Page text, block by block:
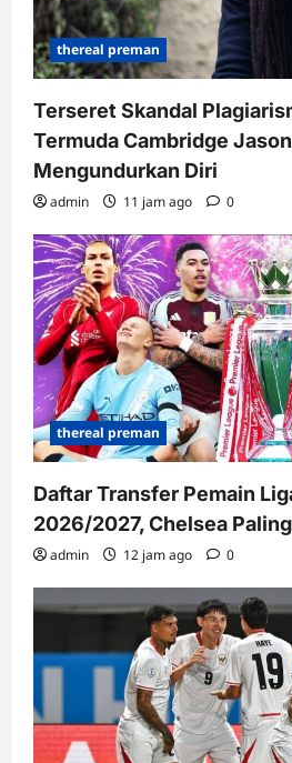
thereal preman
Terseret Skandal
Termuda Cambridge
Mengundurkan Diri
admin 11 jam ago 0
thereal preman
Daftar Transfer Pemain
2026/2027, Chelsea
admin 12 jam ago 0